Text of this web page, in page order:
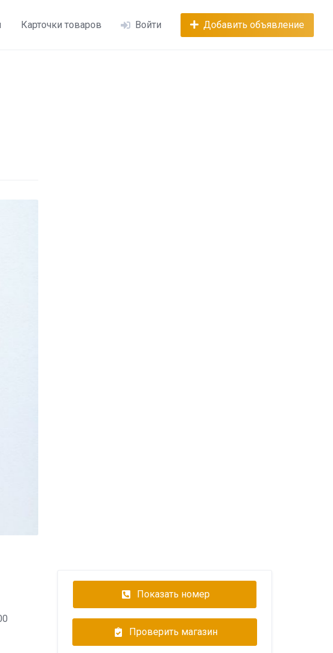
Карточки товаров Войти Добавить объявление
Показать номер
Проверить магазин